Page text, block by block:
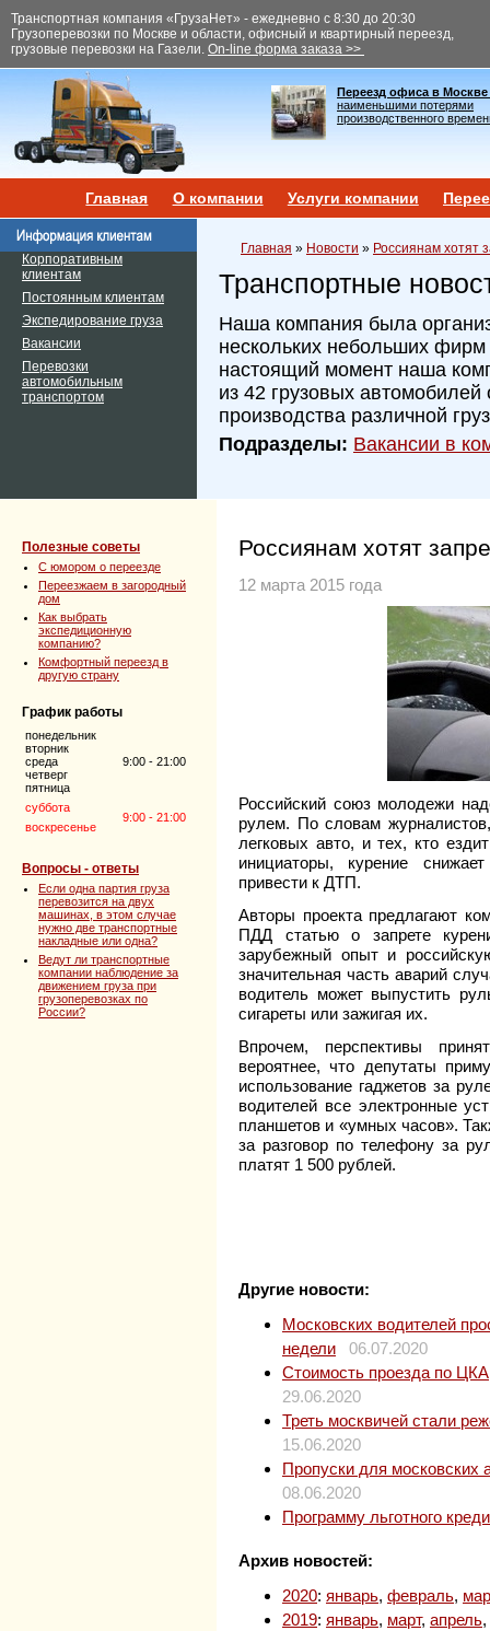
Транспортная компания «ГрузаНет» - ежедневно с 8:30 до 20:30
Грузоперевозки по Москве и области, офисный и квартирный переезд,
грузовые перевозки на Газели. On-line форма заказа >>
Переезд офиса в Москве
наименьшими потерями
производственного
Главная О компании Услуги компании
Корпоративным
клиентам
Постоянным клиентам
Экспедирование груза
Вакансии
Перевозки
автомобильным
транспортом
Главная » Новости » Россиянам хотят
Транспортные
Наша компания была
нескольких небольших фирм
настоящий момент наша
из 42 грузовых автомобилей
производства различной
Подразделы: Вакансии в
Полезные советы
C юмором о переезде
Переезжаем в загородный
дом
Как выбрать
экспедиционную
компанию?
Комфортный переезд в
другую страну
График работы
понедельник
вторник
среда
четверг
пятница
9:00 - 21:00
суббота
9:00 - 21:00
воскресенье
Вопросы - ответы
Если одна партия груза
перевозится на двух
машинах, в этом случае
нужно две транспортные
накладные или одна?
Ведут ли транспортные
компании наблюдение за
движением груза при
грузоперевозках по
России?
Россиянам хотят
12 марта 2015 года
Российский союз молодежи
рулем. По словам
легковых авто, и тех, кто
инициаторы, курение
привести к ДТП.
Авторы проекта предлагают
ПДД статью о запрете
зарубежный опыт и
значительная часть аварий
водитель может выпустить
сигареты или зажигая их.
Впрочем, перспективы
вероятнее, что депутаты
использование гаджетов за
водителей все электронные
планшетов и «умных часов».
за разговор по телефону за
платят 1 500 рублей.
Другие новости:
Московских водителей
недели
06.07.2020
Стоимость проезда по
29.06.2020
Треть москвичей стали
15.06.2020
Пропуски для московских
08.06.2020
Программу льготного
Архив новостей:
2020: январь, февраль,
2019: январь, март, апрель,